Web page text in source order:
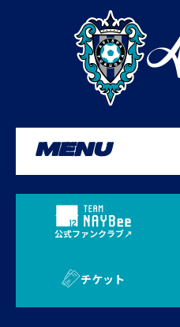
MENU
公式ファンクラブ
チケット